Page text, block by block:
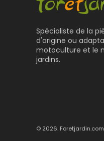
Spécialiste de la
d'origine ou
motoculture et le
jardins.
© 2026. Foretjardin.com